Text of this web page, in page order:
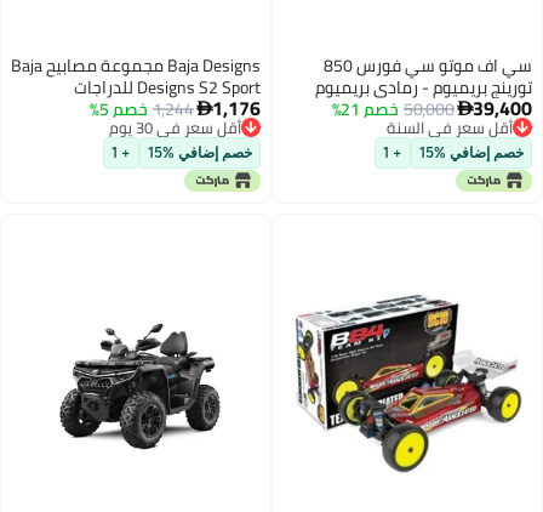
سي اف موتو سي فورس 850
تورينج بريميوم - رمادي بريميوم
39,400
50,000خصم 21%
أقل سعر في السنة
أقل سعر في السنة
خصم إضافي %15 + 1
Baja Designs مجموعة مصابيح Baja
Designs S2 Sport للدراجات
Talaria MX3MX4
1,176
1,244خصم 5% أقل سعر في 30 يوم
توصيل مجاني
أقل سعر في 30 يوم
خصم إضافي %15 + 1